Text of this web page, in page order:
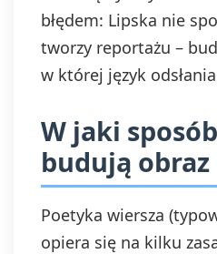
błędem: Lipska nie
tworzy reportażu –
w której język
W jaki
budują
Poetyka wiersza
opiera się na kilku